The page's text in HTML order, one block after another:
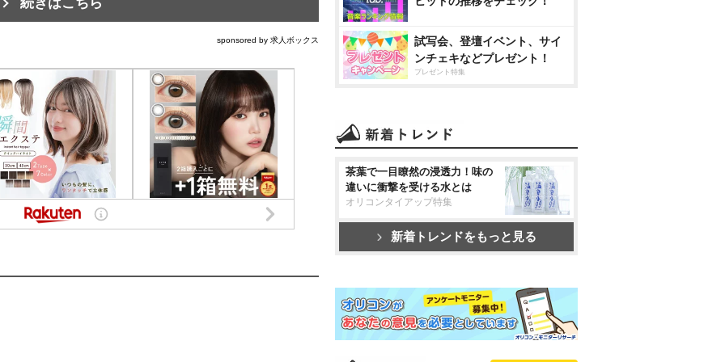
sponsored by 求人ボックス
試写会、登壇イベント、サイ
ンチェキなどプレゼント！
プレゼント特集
茶葉で一目瞭然の浸透力！味の
違いに衝撃を受ける水とは
オリコンタイアップ特集
新着トレンドをもっと見る